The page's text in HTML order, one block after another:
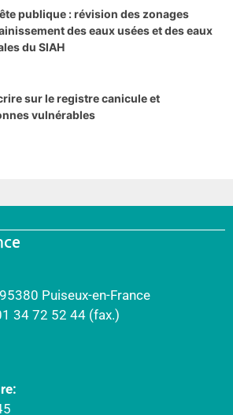
publique : révision des zonages
des eaux usées et des eaux
du SIAH
sur le registre canicule et
vulnérables
Puiseux-en-France
34 72 52 44 (fax.)